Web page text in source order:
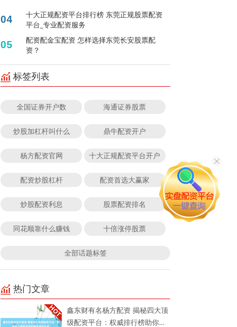
04
十大正规配资平台排行榜 东莞正规股票配资
平台_专业配资服务
05
配资配金宝配资 怎样选择东莞长安股票配
资？
标签列表
全国证券开户数 海通证券股票
炒股加杠杆叫什么 鼎牛配资开户
杨方配资官网 十大正规配资平台开户
配资炒股杠杆 配资首选大赢家
炒股配资利息 股票配资排名
同花顺靠什么赚钱 十倍涨停股票
全部话题标签
热门文章
鑫东财有名杨方配资 揭秘四大顶
级配资平台：权威排行榜助你找